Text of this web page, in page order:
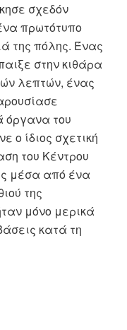
σχεδόν
πρωτότυπο
της πόλης. Ένας
στην κιθάρα
λεπτών, ένας
όργανα του
ο ίδιος σχετική
του Κέντρου
μέσα από ένα
της
μόνο μερικά
κατά τη